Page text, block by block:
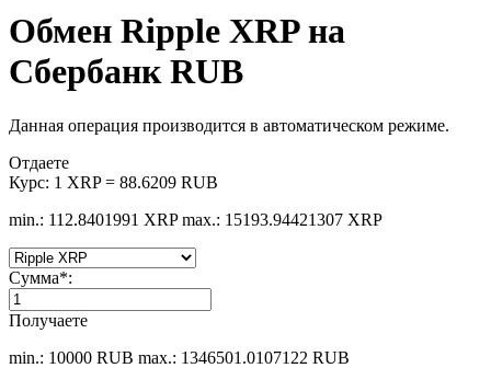
Обмен Ripple XRP на
Сбербанк RUB
Данная операция производится в автоматическом режиме.
Отдаете
Курс: 1 XRP = 88.6209 RUB
min.: 112.8401991 XRP max.: 15193.94421307 XRP
Сумма*:
Получаете
min.: 10000 RUB max.: 1346501.0107122 RUB